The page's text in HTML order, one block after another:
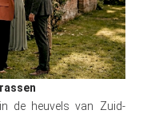
de heuvels van Zuid-